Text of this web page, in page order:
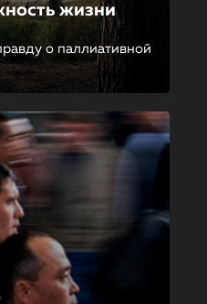
жизни
о паллиативной